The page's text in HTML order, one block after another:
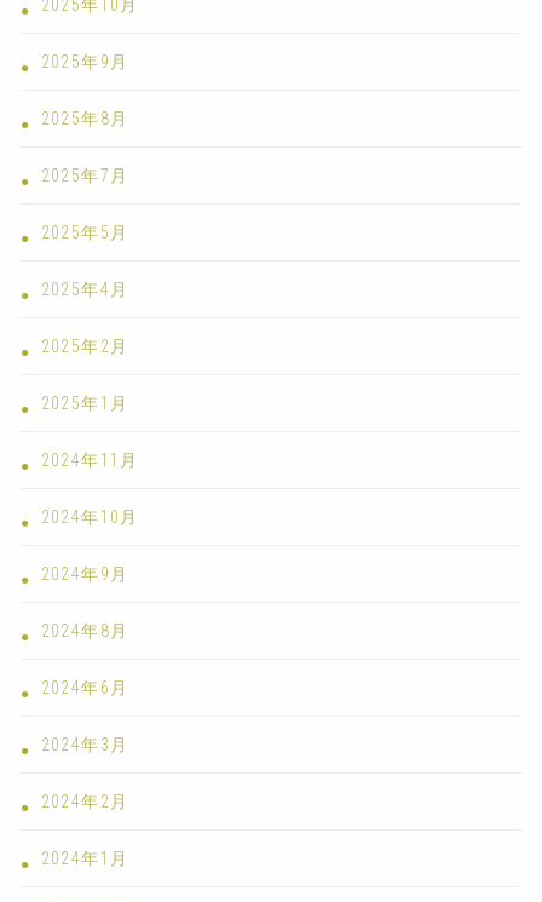
2025年10月
2025年9月
2025年8月
2025年7月
2025年5月
2025年4月
2025年2月
2025年1月
2024年11月
2024年10月
2024年9月
2024年8月
2024年6月
2024年3月
2024年2月
2024年1月